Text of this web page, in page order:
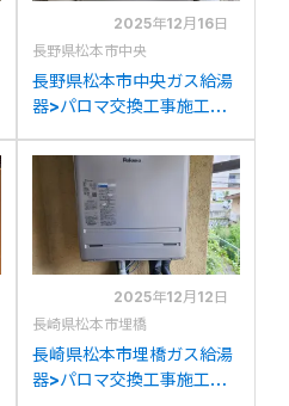
2025年12月16日
長野県松本市中央
長野県松本市中央ガス給湯
器>パロマ交換工事施工事
E204AWDLからパロマ
FH-2023SAWへの交換
2025年12月12日
長崎県松本市埋橋
長崎県松本市埋橋ガス給湯
器>パロマ交換工事施工事